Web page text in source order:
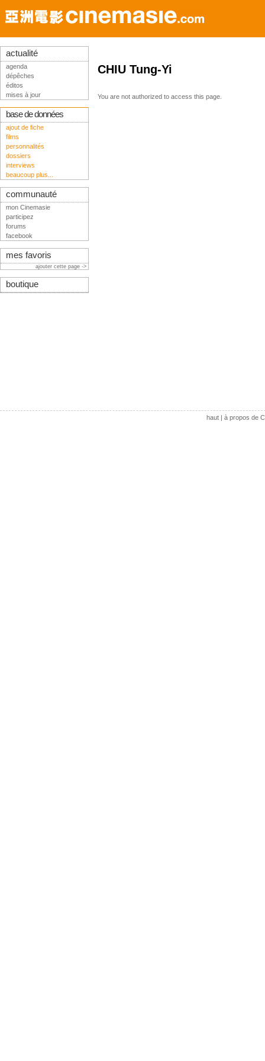
CHIU Tung-Yi
You are not authorized to access this page.
actualité
agenda
dépêches
éditos
mises à jour
base de données
ajout de fiche
films
personnalités
dossiers
interviews
beaucoup plus...
communauté
mon Cinemasie
participez
forums
facebook
mes favoris
ajouter cette page ->
boutique
haut| à propos de